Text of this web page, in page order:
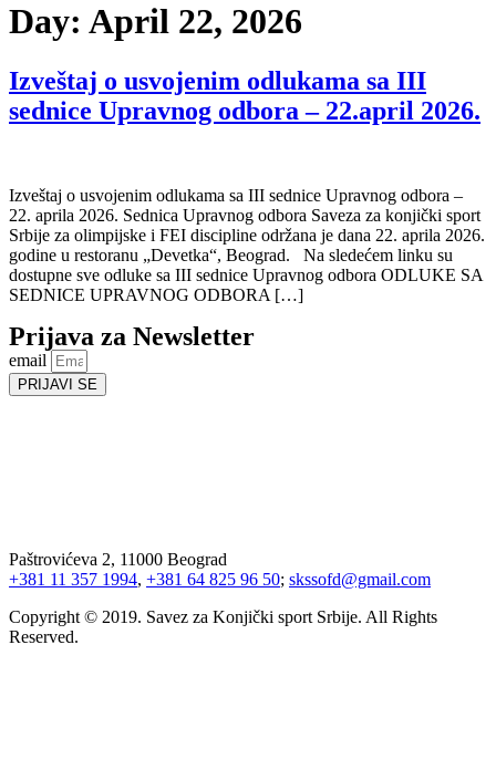
Day: April 22, 2026
Izveštaj o usvojenim odlukama sa III
sednice Upravnog odbora – 22.april 2026.
Izveštaj o usvojenim odlukama sa III sednice Upravnog odbora –
22. aprila 2026. Sednica Upravnog odbora Saveza za konjički sport
Srbije za olimpijske i FEI discipline održana je dana 22. aprila 2026.
godine u restoranu „Devetka“, Beograd. Na sledećem linku su
dostupne sve odluke sa III sednice Upravnog odbora ODLUKE SA
SEDNICE UPRAVNOG ODBORA […]
Prijava za Newsletter
email
PRIJAVI SE
Paštrovićeva 2, 11000 Beograd
+381 11 357 1994, +381 64 825 96 50; skssofd@gmail.com
Copyright © 2019. Savez za Konjički sport Srbije. All Rights
Reserved.